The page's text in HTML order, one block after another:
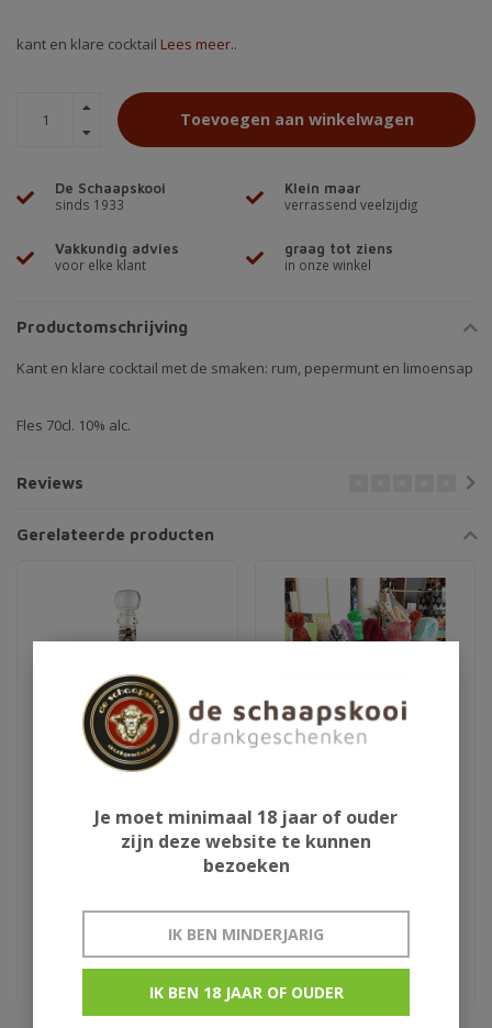
kant en klare cocktail Lees meer..
Toevoegen aan winkelwagen
De Schaapskooi
sinds 1933
Klein maar
verrassend veelzijdig
Vakkundig advies
voor elke klant
graag tot ziens
in onze winkel
Productomschrijving
Kant en klare cocktail met de smaken: rum, pepermunt en limoensap
Fles 70cl. 10% alc.
Reviews
Gerelateerde producten
Aura Teranino
€29,95
Schlaapmutske uit
Woensdrecht
€13,50
rumlikeur uit woensdrecht
Je moet minimaal 18 jaar of ouder
zijn deze website te kunnen
bezoeken
IK BEN MINDERJARIG
IK BEN 18 JAAR OF OUDER